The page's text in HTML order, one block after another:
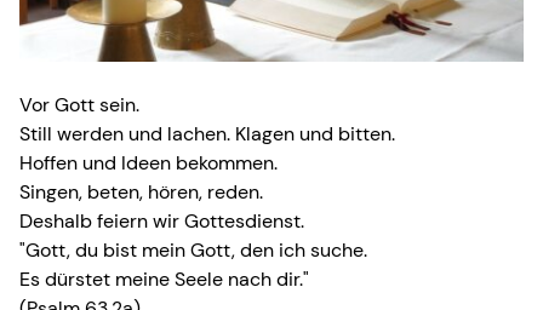
Vor Gott sein.
Still werden und lachen. Klagen und bitten.
Hoffen und Ideen bekommen.
Singen, beten, hören, reden.
Deshalb feiern wir Gottesdienst.
"Gott, du bist mein Gott, den ich suche.
Es dürstet meine Seele nach dir."